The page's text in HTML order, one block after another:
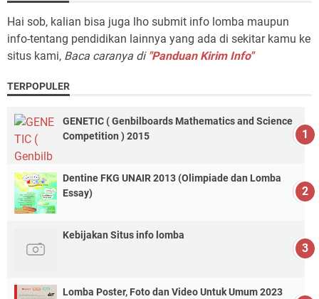
Hai sob, kalian bisa juga lho submit info lomba maupun
info-tentang pendidikan lainnya yang ada di sekitar kamu ke
situs kami, Baca caranya di "Panduan Kirim Info"
TERPOPULER
GENETIC ( Genbilboards Mathematics and Science
Competition ) 2015
Dentine FKG UNAIR 2013 (Olimpiade dan Lomba
Essay)
Kebijakan Situs info lomba
Lomba Poster, Foto dan Video Untuk Umum 2023